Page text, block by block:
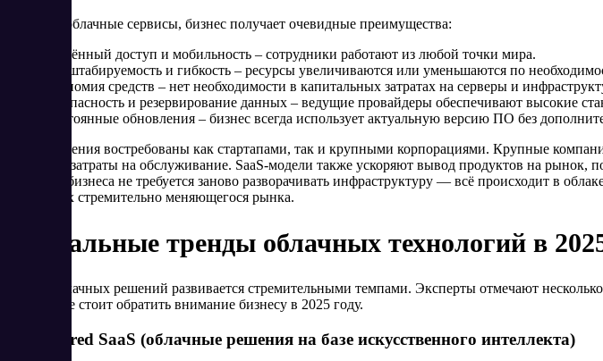
Выбирая облачные сервисы, бизнес получает очевидные преимущества:
Удалённый доступ и мобильность – сотрудники работают из любой точки мира.
Масштабируемость и гибкость – ресурсы увеличиваются или уменьшаются по
Экономия средств – нет необходимости в капитальных затратах на серверы и
Безопасность и резервирование данных – ведущие провайдеры обеспечивают высокие
Постоянные обновления – бизнес всегда использует актуальную версию ПО без
Такие решения востребованы как стартапами, так и крупными корпорациями. Крупные
уменьшая затраты на обслуживание. SaaS-модели также ускоряют вывод продуктов на
развитии бизнеса не требуется заново разворачивать инфраструктуру — всё происходит в
в условиях стремительно меняющегося рынка.
Актуальные тренды облачных технологий в
Рынок облачных решений развивается стремительными темпами. Эксперты отмечают
на которые стоит обратить внимание бизнесу в 2025 году.
AI-powered SaaS (облачные решения на базе искусственного интеллекта)